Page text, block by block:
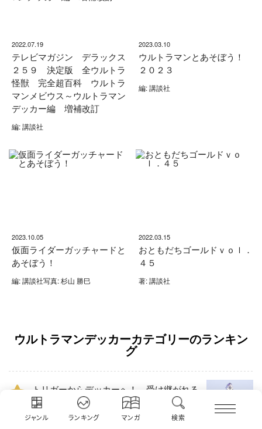
ジャンル ランキング マンガ 検索
2022.07.19
テレビマガジン デラックス
２５９ 決定版 全ウルトラ
怪獣 完全超百科 ウルトラ
マンメビウス～ウルトラマン
デッカー編 増補改訂
編: 講談社
2023.03.10
ウルトラマンとあそぼう！
２０２３
編: 講談社
2023.10.05
仮面ライダーガッチャードと
あそぼう！
編: 講談社写真: 杉山 勝巳
2022.03.15
おともだちゴールドｖｏｌ．
４５
著: 講談社
ウルトラマンデッカーカテゴリーのランキン
グ
1
トリガーからデッカーへ！ 受け継がれる
光 ウルトラマンデッカー情報解禁！